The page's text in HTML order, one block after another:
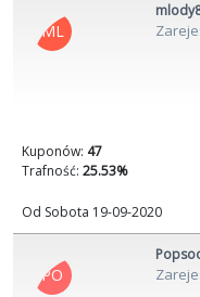
ML
Kuponów: 47
Trafność: 25.53%
Od Sobota 19-09-2020
PO